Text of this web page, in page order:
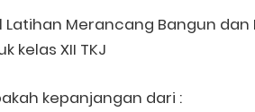
Latihan Merancang Bangun dan
kelas XII TKJ
kepanjangan dari :